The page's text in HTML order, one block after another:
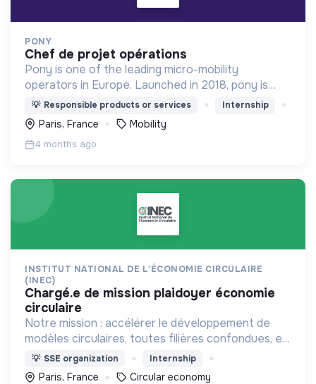
PONY
chef de projet opérations
Pony is one of the leading micro-mobility
operators in Europe. Launched in 2018, pony is
proud to be the only French operator. We design,
produce, and operate 10000 bikes and scooters
across 21 cities
💡 Responsible products or services Internship
Paris, France Mobility
4 months ago
INSTITUT NATIONAL DE L'ÉCONOMIE CIRCULAIRE
(INEC)
chargé.e de mission plaidoyer économie
circulaire
Notre mission : accélérer le développement de
modèles circulaires, toutes filières confondues, en
contribuant à faire évoluer le cadre réglementaire
& législatif en faveur de l'économie circulaire.
💡 SSE organization Internship
Paris, France Circular economy